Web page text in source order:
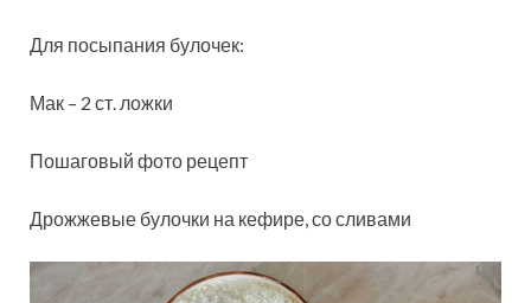
Для посыпания булочек:
Мак – 2 ст. ложки
Пошаговый фото рецепт
Дрожжевые булочки на кефире, со сливами